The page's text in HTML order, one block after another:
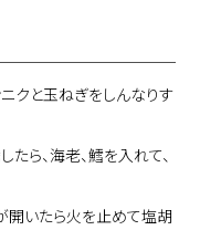
クと玉ねぎをしんなりす
ら、海老、鱈を入れて、
開いたら火を止めて塩胡